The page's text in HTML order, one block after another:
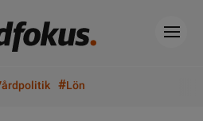
#Lön